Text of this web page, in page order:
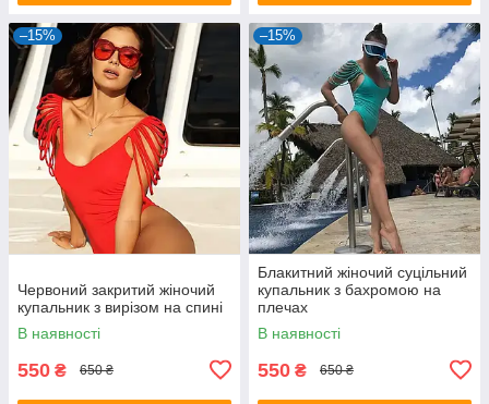
–15%
Червоний закритий жіночий
купальник з вирізом на спині
В наявності
550 ₴ 650 ₴
–15%
Блакитний жіночий суцільний
купальник з бахромою на
плечах
В наявності
550 ₴ 650 ₴